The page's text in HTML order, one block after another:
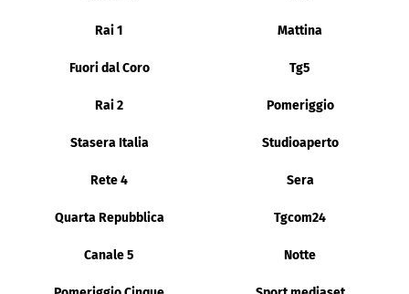
Rai 1 Mattina
Fuori dal Coro Tg5
Rai 2 Pomeriggio
Stasera Italia Studioaperto
Rete 4 Sera
Quarta Repubblica Tgcom24
Canale 5 Notte